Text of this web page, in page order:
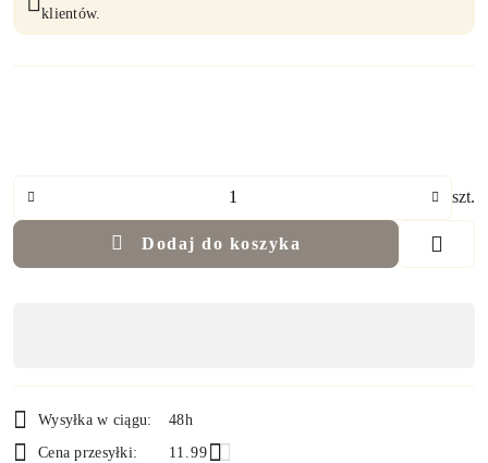
klientów.
szt.
Dodaj do koszyka
i
dostawa
Wysyłka w ciągu:
48h
Cena przesyłki:
11.99